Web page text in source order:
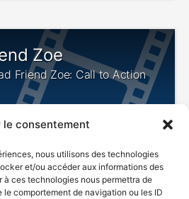
le consentement
nous utilisons des technologies
et/ou accéder aux informations des
ces technologies nous permettra de
comportement de navigation ou les ID
Zoe
Friend Zoe: Call to Action